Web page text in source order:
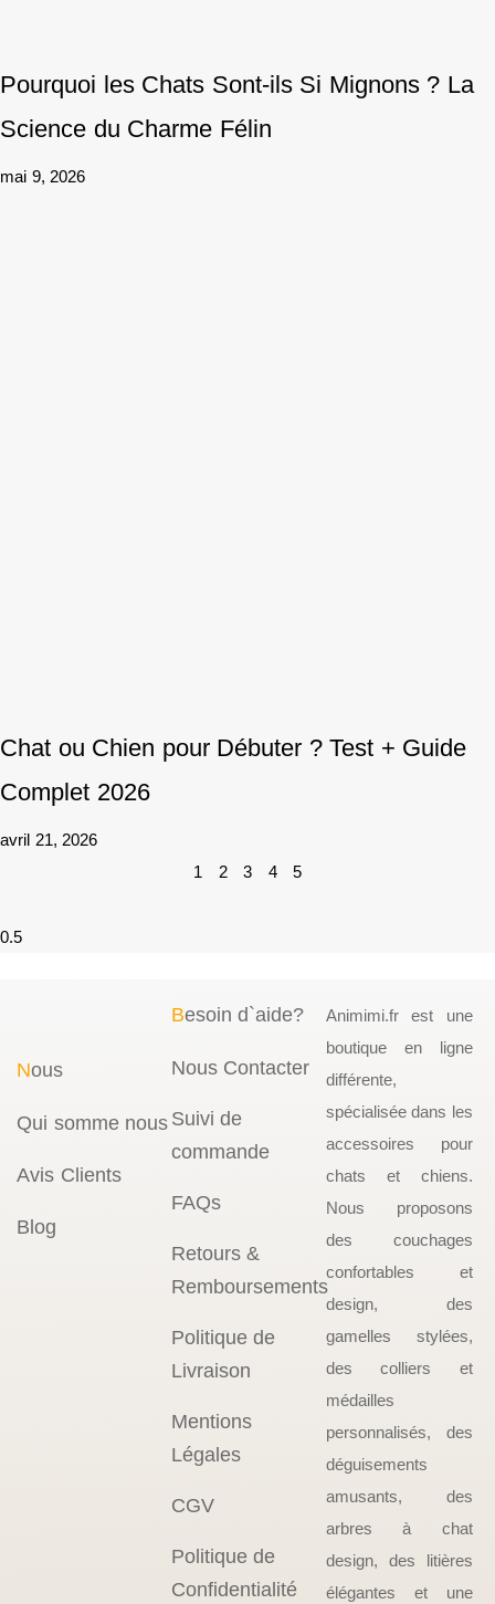
Pourquoi les Chats Sont-ils Si Mignons ? La
Science du Charme Félin
mai 9, 2026
Chat ou Chien pour Débuter ? Test + Guide
Complet 2026
avril 21, 2026
1
2 3 4 5
Nous
Qui somme nous
Avis Clients
Blog
Besoin d`aide?
Nous Contacter
Suivi de
commande
FAQs
Retours &
Remboursements
Politique de
Livraison
Mentions
Légales
CGV
Politique de
Confidentialité
Animimi.fr est une
boutique en ligne
différente,
spécialisée dans les
accessoires pour
chats et chiens.
Nous proposons
des couchages
confortables et
design, des
gamelles stylées,
des colliers et
médailles
personnalisés, des
déguisements
amusants, des
arbres à chat
design, des litières
élégantes et une